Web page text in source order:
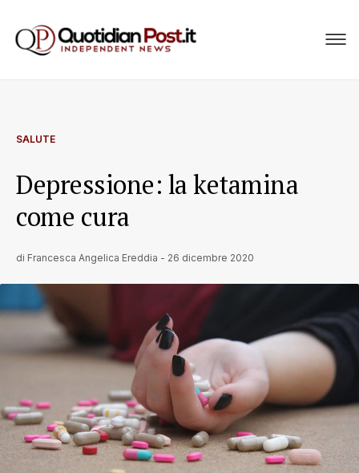
SALUTE
Depressione: la ketamina
come cura
di Francesca Angelica Ereddia - 26 dicembre 2020